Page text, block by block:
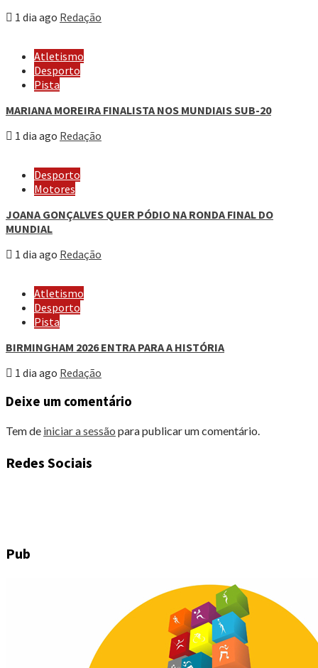
1 dia ago Redação
Atletismo
Desporto
Pista
MARIANA MOREIRA FINALISTA NOS MUNDIAIS SUB-20
1 dia ago Redação
Desporto
Motores
JOANA GONÇALVES QUER PÓDIO NA RONDA FINAL DO
MUNDIAL
1 dia ago Redação
Atletismo
Desporto
Pista
BIRMINGHAM 2026 ENTRA PARA A HISTÓRIA
1 dia ago Redação
Deixe um comentário
Tem de iniciar a sessão para publicar um comentário.
Redes Sociais
Pub